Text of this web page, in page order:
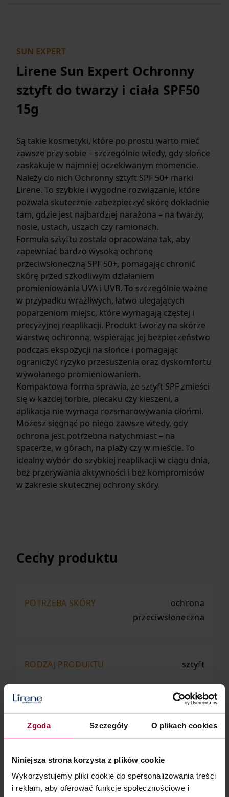
Zgoda Szczegóły O plikach cookies
Niniejsza strona korzysta z plików cookie
Wykorzystujemy pliki cookie do spersonalizowania treści
i reklam, aby oferować funkcje społecznościowe i
SUN EXPERT
Lirene Sun Expert Ochronny
sztyft do twarzy i ciała SPF50
15g
Są takie kosmetyki, które po prostu warto mieć
zawsze przy sobie – szczególnie wtedy, gdy słońce
zaskakuje w najmniej oczekiwanym momencie.
Należy do nich Ochronny sztyft SPF 50+ marki
Lirene. To szybkie i wygodne rozwiązanie, które
pozwala skutecznie zabezpieczyć skórę dokładnie
tam, gdzie jest najbardziej narażona – na twarzy,
nosie, ustach, uszach czy ramionach.
Formuła sztyftu została opracowana tak, aby
zapewniać bardzo wysoką ochronę
przeciwsłoneczną SPF 50+, pomagając chronić
skórę przed szkodliwym działaniem
promieniowania UVA i UVB. To szczególnie ważne
w przypadku wrażliwych, łatwo ulegających
poparzeniom miejsc, które wymagają częstej i
precyzyjnej reaplikacji. Produkt tworzy na skórze
warstwę ochronną, wspierając jej bezpieczeństwo
podczas ekspozycji na słońce i pomagając
ograniczyć ryzyko przesuszenia oraz dyskomfortu
wywołanego promieniowaniem.
Kompaktowa forma sprawia, że sztyft SPF zmieści
się w każdej torbie, plecaku czy kieszeni, a
aplikacja nie wymaga rozsmarowywania dłońmi.
Możesz sięgnąć po niego zawsze wtedy, gdy
ochrona jest potrzebna natychmiast – na
spacerze, w górach, na plaży czy w mieście. To
idealny wybór do szybkiej reaplikacji w ciągu dnia,
bez przerywania aktywności i bez kompromisów
w zakresie skutecznej ochrony skóry.
Cechy produktu
POTRZEBA SKÓRY
ochrona
przeciwsłoneczna
RODZAJ PRODUKTU sztyft
WIEK od 6. miesiąca życia
EAN 5900717311251